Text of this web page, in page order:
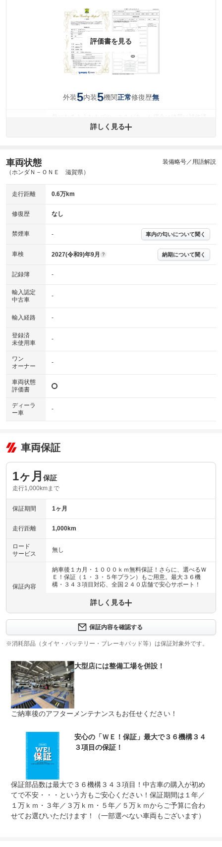
評価書を見る
外装5内装5機関正常修復歴無
みですが、 小さなキズやヘコミが残っている場合もありま
内装
(内装状態)
気になる汚れ等がない綺麗な室内を保っています。
下さい。
および表示項目が異なる場合がございます。
※グー鑑定の評価はあくまでも記載している鑑定日の鑑定結果となりま
詳しく見る
車両状態
（ホンダＮ－ＯＮＥ 滋賀県）
装備略号／用語解説
走行距離 0.6万km
修復歴 なし
禁煙車 - 車内の匂いについて聞く
車検 2027(令和9)年9月 ? 納期について聞く
記録簿 -
輸入認定
中古車
-
輸入経路 -
登録済
未使用車
-
ワン
オーナー
-
車両状態
評価書
ディーラ
ー車
-
車両保証
1ヶ月 保証
走行1,000kmまで
保証期間 1ヶ月
走行距離 1,000km
ロード
サービス
無し
保証内容
納車後１カ月・１０００ｋｍ無料保証！さらに、選べるＷ
Ｅ！保証（１・３・５年プラン）もご用意。最大３６機
構・３４３項目対応、全国２４０店舗で安心サポート！
保証内容について問い合わせる
納車後１ヶ月・１０００ｋｍ以内は３６機構・３４３項目
を保証いたします。詳しくは販売店までお問い合わせ下さ
い。
上限金額
車両本体価格
車両本体価格の５０％まで
免責金 無し
保証修理
全国のＷＥＣＡＲＳで修理受付可能です。詳細はスタッフ
法定整備
整備付 法定12ヶ月または法定24ヶ月点検整備付
※車検なし・車検整備付の場合は法定24ヶ月点検整備付
※商用車は6ヶ月または12ヶ月点検整備付
法定整備
について
ご契約からご納車までの間に法定点検を実施致します。支
払総額に整備代金が含まれ点検記録簿を発行致します。
詳しく見る
保証内容を確認する
※消耗部品（タイヤ・バッテリー・ブレーキパッド等）は保証対象外です。
大型店には整備工場を併設！
ご納車後のアフターメンテナンスもお任せください！
安心の「ＷＥ！保証」最大で３６機構３４
３項目の保証！
保証部品数は最大で３６機構３４３項目！中古車の購入が初め
てで不安・・・という方もご安心ください！保証期間は１年／
１万ｋｍ・３年／３万ｋｍ・５年／５万ｋｍからご予算に合わ
せてお選びいただけます！（一部選べない車両もございます）